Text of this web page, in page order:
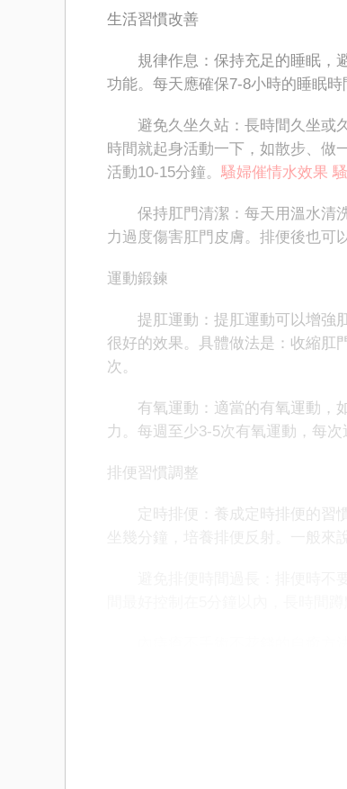
生活習慣改善
規律作息：保持充足的睡眠，避
功能。每天應確保7-8小時的睡眠時
避免久坐久站：長時間久坐或久
時間就起身活動一下，如散步、做
活動10-15分鐘。 騷婦催情水效果
保持肛門清潔：每天用溫水清洗
力過度傷害肛門皮膚。排便後也可
運動鍛鍊
提肛運動：提肛運動可以增強肛
很好的效果。具體做法是：收縮肛
次。
有氧運動：適當的有氧運動，如
力。每週至少3-5次有氧運動，每次
排便習慣調整
定時排便：養成定時排便的習慣